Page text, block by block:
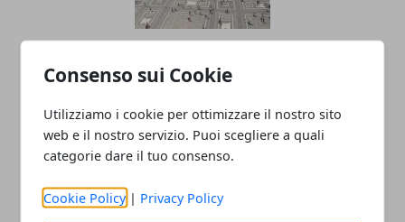
Consenso sui Cookie
Utilizziamo i cookie per ottimizzare il nostro sito
web e il nostro servizio. Puoi scegliere a quali
categorie dare il tuo consenso.
Cookie Policy | Privacy Policy
giovane: nasce il Premio “Futura”
dedicato alla Lombardia
27/11/2025